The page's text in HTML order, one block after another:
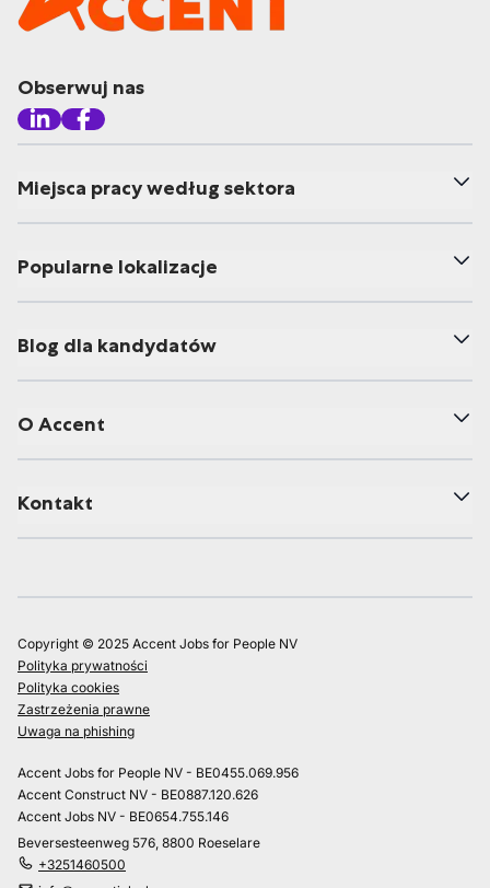
Obserwuj nas
Miejsca pracy według sektora
Popularne lokalizacje
Blog dla kandydatów
O Accent
Kontakt
Copyright © 2025 Accent Jobs for People NV
Polityka prywatności
Polityka cookies
Zastrzeżenia prawne
Uwaga na phishing
Accent Jobs for People NV - BE0455.069.956
Accent Construct NV - BE0887.120.626
Accent Jobs NV - BE0654.755.146
Beversesteenweg 576, 8800 Roeselare
+3251460500